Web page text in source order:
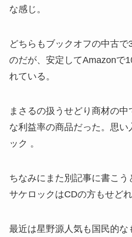
な感じ。
どちらもブックオフの中古
のだが、安定してAmazonで
れている。
まさるの扱うせどり商材の
な利益率の商品だった。思い
ック 。
ちなみにまた別記事に書こう
サケロックはCDの方もせど
最近は星野源人気も国民的な